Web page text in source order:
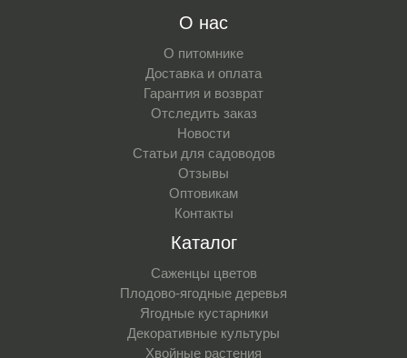
О нас
О питомнике
Доставка и оплата
Гарантия и возврат
Отследить заказ
Новости
Статьи для садоводов
Отзывы
Оптовикам
Контакты
Каталог
Саженцы цветов
Плодово-ягодные деревья
Ягодные кустарники
Декоративные культуры
Хвойные растения